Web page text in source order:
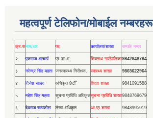
महत्वपूर्ण टेलिफोन/मोबाईल नम्बरहरू
क्र.सनाम/थर पद कार्यालय/शाखा सम्पर्क नम्वर
२ एकराज आचार्य प्र.प्र.अ. शिवनाथ गाउँपालिका9842848784
३ नरेन्द्र सिंह महता जनस्वास्थ्य निरीक्षक. स्वास्थ्य शाखा 9865622964
४ दिनेश साउद अधिकृत छैटौँ शिक्षाा शाखा 9841091588
५ महेश सिंह महता सूचना प्रविधि अधिकृतसूचना प्रविधि शाखा9848769679
६ देवराज सापकोटा लेखा अधिकृत आ.प्र.शाखा 9848995919